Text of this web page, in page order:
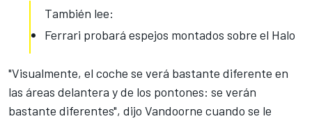
También lee:
Ferrari probará espejos montados sobre el Halo
"Visualmente, el coche se verá bastante diferente en
las áreas delantera y de los pontones: se verán
bastante diferentes", dijo Vandoorne cuando se le